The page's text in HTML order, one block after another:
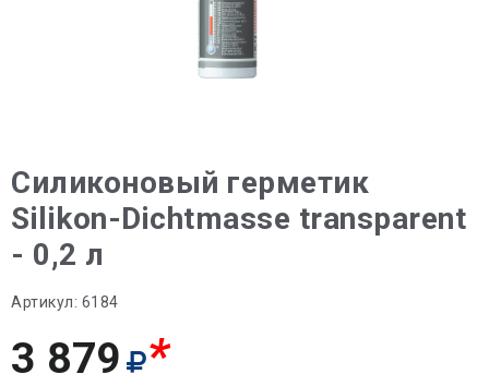
Силиконовый герметик
Silikon-Dichtmasse transparent
- 0,2 л
Артикул: 6184
3 879 *